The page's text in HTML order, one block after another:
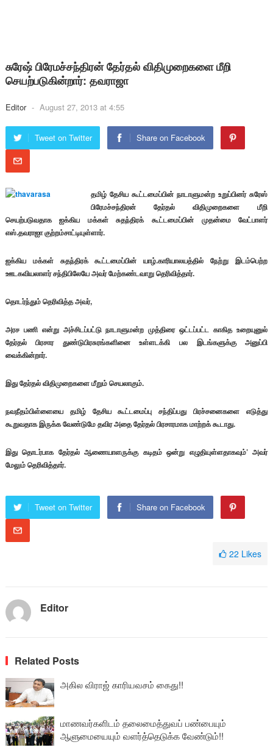
சுரேஷ் பிரேமச்சந்திரன் தேர்தல் விதிமுறைகளை மீறி
செயற்படுகின்றார்: தவராஜா
Editor - August 27, 2013 at 4:55
Tweet on Twitter Share on Facebook
தமிழ் தேசிய கூட்டமைப்பின் நாடாளுமன்ற உறுப்பினர் சுரேஸ்
பிரேமச்சந்திரன் தேர்தல் விதிமுறைகளை மீறி
செயற்படுவதாக ஐக்கிய மக்கள் சுதந்திரக் கூட்டமைப்பின் முதன்மை வேட்பாளர்
எஸ்.தவராஐா குற்றம்சாட்டியுள்ளார்.
ஐக்கிய மக்கள் சுதந்திரக் கூட்டமைப்பின் யாழ்.காரியாலயத்தில் நேற்று இடம்பெற்ற
ஊடகவியலாளர் சந்திபிலேயே அவர் மேற்கண்டவாறு தெரிவித்தார்.
தொடர்ந்தும் தெரிவித்த அவர்,
அரச பணி என்று அச்சிடப்பட்டு நாடாளுமன்ற முத்திரை ஒட்டப்பட்ட காகித உறையுனுல்
தேர்தல் பிரசார துண்டுபிரசுரங்களினை உள்ளடக்கி பல இடங்களுக்கு அனுப்பி
வைக்கின்றார்.
இது தேர்தல் விதிமுறைகளை மீறும் செயலாகும்.
நவநீதம்பிள்ளையை தமிழ் தேசிய கூட்டமைப்பு சந்திப்பது பிரச்சனைகளை எடுத்து
கூறுவதாக இருக்க வேண்டுமே தவிர அதை தேர்தல் பிரசாரமாக மாற்றக் கூடாது.
இது தொடர்பாக தேர்தல் ஆணையாளருக்கு கடிதம் ஒன்று எழுதியுள்ளதாகவும்’ அவர்
மேலும் தெரிவித்தார்.
Tweet on Twitter Share on Facebook
22 Likes
Editor
Related Posts
அகில விராஜ் காரியவசம் கைது!!
மாணவர்களிடம் தலைமைத்துவப் பண்பையும்
ஆளுமையையும் வளர்த்தெடுக்க வேண்டும்!!